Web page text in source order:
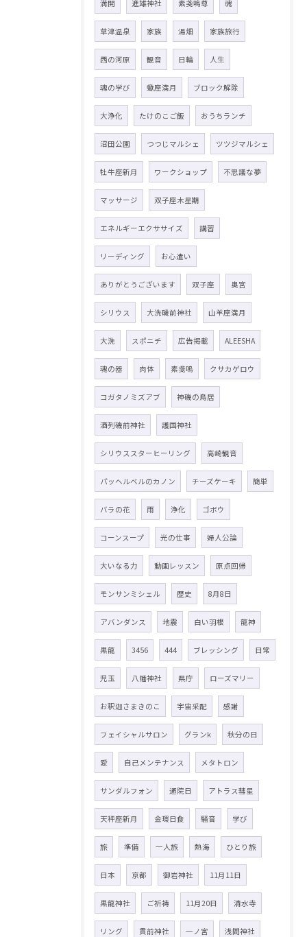
満開 進雄神社 素戔嗚尊 魂
草津温泉 家族 湯畑 家族旅行
西の河原 観音 日輪 人生
魂の学び 蠍座満月 ブロック解除
大浄化 たけのこご飯 おうちランチ
沼田公園 つつじマルシェ ツツジマルシェ
牡牛座新月 ワークショップ 不思議な夢
マッサージ 双子座木星期
エネルギーエクササイズ 講習
リーディング お心遣い
ありがとうございます 双子座 奥宮
シリウス 大洗磯前神社 山羊座満月
大洗 スポニチ 広告掲載 ALEESHA
魂の器 肉体 素戔嗚 クサカゲロウ
コガタノミズアブ 神磯の鳥居
酒列磯前神社 護国神社
シリウススターヒーリング 高崎観音
パッヘルベルのカノン チーズケーキ 簡単
バラの花 雨 浄化 ゴボウ
コーンスープ 光の仕事 婦人公論
大いなる力 動画レッスン 原点回帰
モンサンミシェル 歴史 8月8日
アバンダンス 地震 白い羽根 龍神
黒龍 3456 444 ブレッシング 日常
児玉 八幡神社 県庁 ローズマリー
お釈迦さまきのこ 宇宙采配 感謝
フェイシャルサロン グランk 秋分の日
愛 自己メンテナンス メタトロン
サンダルフォン 通院日 アトラス彗星
天秤座新月 金環日食 騒音 学び
旅 準備 一人旅 熱海 ひとり旅
日本 京都 御岩神社 11月11日
黒龍神社 ご祈祷 11月20日 清水寺
リング 貫前神社 一ノ宮 浅間神社